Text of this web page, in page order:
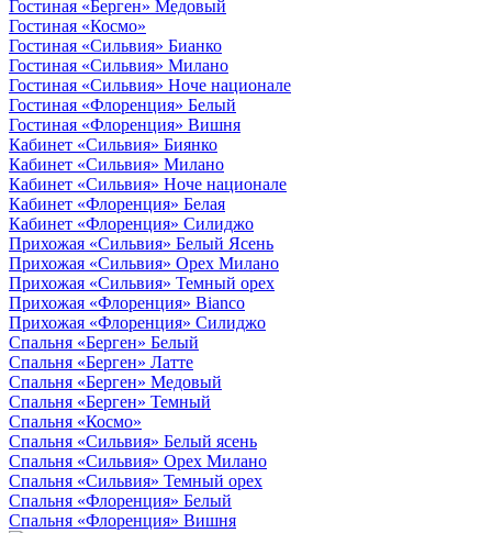
Гостиная «Берген» Медовый
Гостиная «Космо»
Гостиная «Сильвия» Бианко
Гостиная «Сильвия» Милано
Гостиная «Сильвия» Ноче национале
Гостиная «Флоренция» Белый
Гостиная «Флоренция» Вишня
Кабинет «Сильвия» Биянко
Кабинет «Сильвия» Милано
Кабинет «Сильвия» Ноче национале
Кабинет «Флоренция» Белая
Кабинет «Флоренция» Силиджо
Прихожая «Сильвия» Белый Ясень
Прихожая «Сильвия» Орех Милано
Прихожая «Сильвия» Темный орех
Прихожая «Флоренция» Bianco
Прихожая «Флоренция» Силиджо
Спальня «Берген» Белый
Спальня «Берген» Латте
Спальня «Берген» Медовый
Спальня «Берген» Темный
Спальня «Космо»
Спальня «Сильвия» Белый ясень
Спальня «Сильвия» Орех Милано
Спальня «Сильвия» Темный орех
Спальня «Флоренция» Белый
Спальня «Флоренция» Вишня